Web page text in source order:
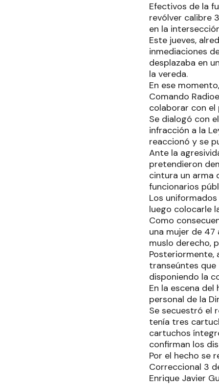
Efectivos de la
revólver calibre
en la
Este jueves,
inmediaciones
desplazaba en
la vereda.
En ese
Comando
colaborar con
Se dialogó con
infracción a la
reaccionó y se
Ante la
pretendieron
cintura un arma
funcionarios
Los
luego colocarle
Como
una mujer de
muslo derecho,
Posteriormente,
transeúntes que
disponiendo la
En la escena
personal de la
Se secuestró el
tenía tres
cartuchos
confirman los
Por el hecho se
Correccional 3
Enrique Javier